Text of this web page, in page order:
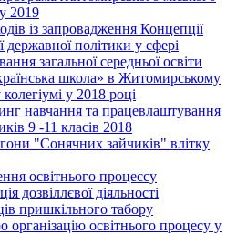
2019
із запровадження Концепції
державної політики у сфері
загальної середньої освіти
школа» в Житомирському
у 2018 році
навчання та працевлаштування
9 -11 класів 2018
"Сонячних зайчиків" влітку
освітнього процессу
дозвіллєвої діяльності
пришкільного табору
організацію освітнього процесу у